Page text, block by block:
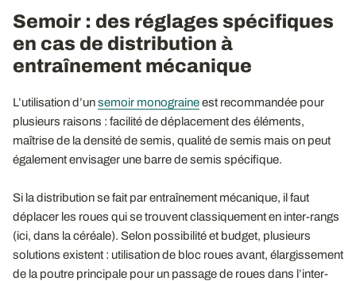
Semoir : des réglages spécifiques
en cas de distribution à
entraînement mécanique
L’utilisation d’unsemoir monograineest recommandée pour
plusieurs raisons : facilité de déplacement des éléments,
maîtrise de la densité de semis, qualité de semis mais on peut
également envisager une barre de semis spécifique.
Si la distribution se fait par entraînement mécanique, il faut
déplacer les roues qui se trouvent classiquement en inter-rangs
(ici, dans la céréale). Selon possibilité et budget, plusieurs
solutions existent : utilisation de bloc roues avant, élargissement
de la poutre principale pour un passage de roues dans l’inter-